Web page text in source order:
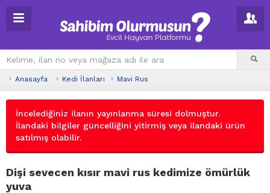
Anasayfa Kedi İlanları Mavi Rus
İncelediğiniz ilanın yayınlanma süresi dolmuştur.
İlandaki bilgiler güncelliğini yitirmiş veya ilandaki ürün
satılmış olabilir.
Dişi sevecen kısır mavi rus kedimize ömürlük
yuva